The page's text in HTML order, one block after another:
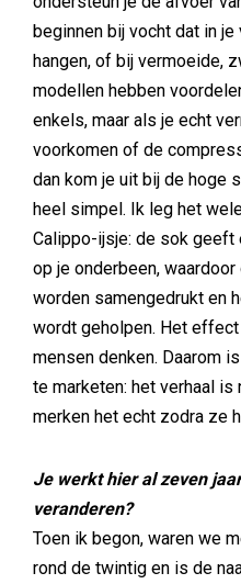
beginnen bij vocht dat in
hangen, of bij vermoeide,
modellen hebben
enkels, maar als je echt
voorkomen of de
dan kom je uit bij de hoge
heel simpel. Ik leg het
Calippo-ijsje: de sok geeft
op je onderbeen,
worden samengedrukt en
wordt geholpen. Het
mensen denken. Daarom
te marketen: het verhaal
merken het echt zodra ze
Je werkt hier al zeven
veranderen?
Toen ik begon, waren we
rond de twintig en is de